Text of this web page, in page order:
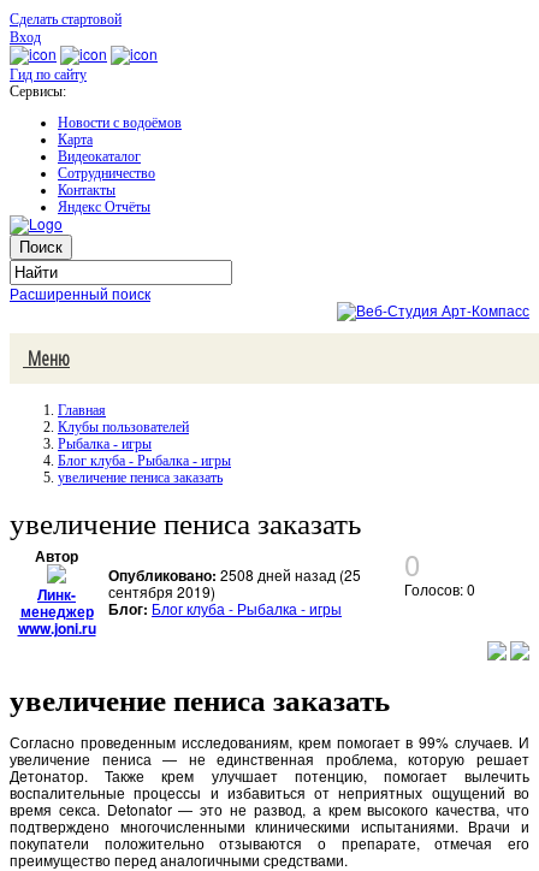
Сделать стартовой
Вход
Гид по сайту
Сервисы:
Новости с водоёмов
Карта
Видеокаталог
Сотрудничество
Контакты
Яндекс Отчёты
Расширенный поиск
Меню
Главная
Клубы пользователей
Рыбалка - игры
Блог клуба - Рыбалка - игры
увеличение пениса заказать
увеличение пениса заказать
Автор
Линк-
менеджер
www.joni.ru
Опубликовано: 2508 дней назад (25
сентября 2019)
Блог: Блог клуба - Рыбалка - игры
0
Голосов: 0
увеличение пениса заказать
Согласно проведенным исследованиям, крем помогает в 99% случаев. И
увеличение пениса — не единственная проблема, которую решает
Детонатор. Также крем улучшает потенцию, помогает вылечить
воспалительные процессы и избавиться от неприятных ощущений во
время секса. Detonator — это не развод, а крем высокого качества, что
подтверждено многочисленными клиническими испытаниями. Врачи и
покупатели положительно отзываются о препарате, отмечая его
преимущество перед аналогичными средствами.